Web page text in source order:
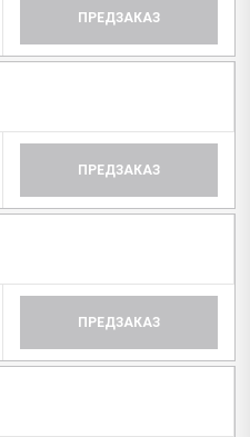
ПРЕДЗАКАЗ
ПРЕДЗАКАЗ
ПРЕДЗАКАЗ